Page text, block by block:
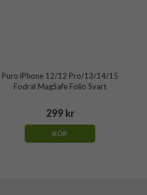
Puro iPhone 12/12 Pro/13/14/15
Fodral MagSafe Folio Svart
299 kr
KÖP